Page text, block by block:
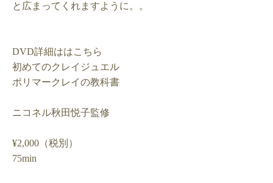
と広まってくれますように。。
DVD詳細ははこちら
初めてのクレイジュエル
ポリマークレイの教科書
ニコネル秋田悦子監修
¥2,000 （税別）
75min